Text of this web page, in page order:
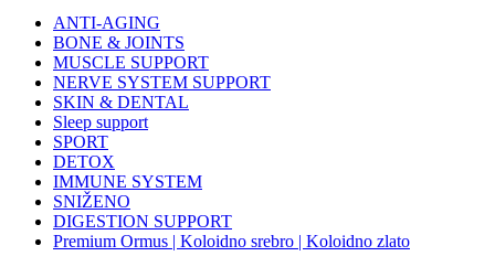
ANTI-AGING
BONE & JOINTS
MUSCLE SUPPORT
NERVE SYSTEM SUPPORT
SKIN & DENTAL
Sleep support
SPORT
DETOX
IMMUNE SYSTEM
SNIŽENO
DIGESTION SUPPORT
Premium Ormus | Koloidno srebro | Koloidno zlato